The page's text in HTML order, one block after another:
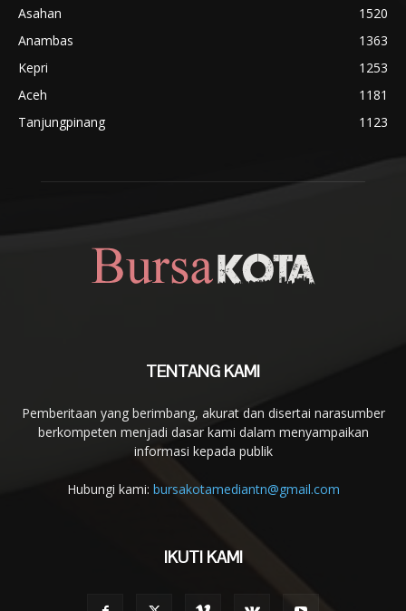
Asahan
1520
Anambas
1363
Kepri
1253
Aceh
1181
Tanjungpinang
1123
TENTANG KAMI
Pemberitaan yang berimbang, akurat dan disertai narasumber
berkompeten menjadi dasar kami dalam menyampaikan
informasi kepada publik
Hubungi kami: bursakotamediantn@gmail.com
IKUTI KAMI